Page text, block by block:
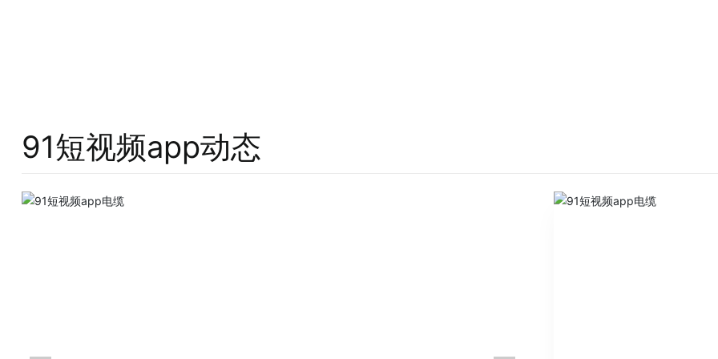
91短视频app动态